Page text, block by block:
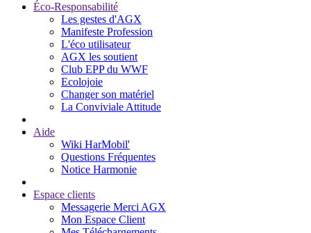
Éco-Responsabilité
Les gestes d'AGX
Manifeste Profession
L'éco utilisateur
AGX les soutient
Club EPP du WWF
Ecolojoie
Changer son matériel
La Conviviale Attitude
Aide
Wiki HarMobil'
Questions Fréquentes
Notice Harmonie
Espace clients
Messagerie Merci AGX
Mon Espace Client